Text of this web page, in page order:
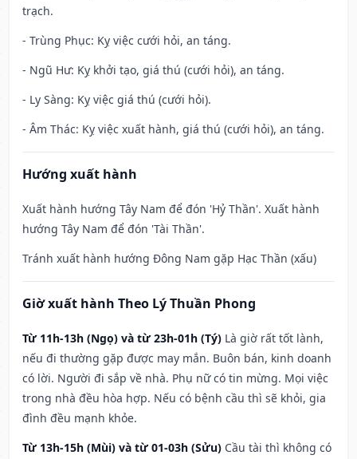
trạch.
- Trùng Phục: Kỵ việc cưới hỏi, an táng.
- Ngũ Hư: Kỵ khởi tạo, giá thú (cưới hỏi), an táng.
- Ly Sàng: Kỵ việc giá thú (cưới hỏi).
- Âm Thác: Kỵ việc xuất hành, giá thú (cưới hỏi), an táng.
Hướng xuất hành
Xuất hành hướng Tây Nam để đón 'Hỷ Thần'. Xuất hành
hướng Tây Nam để đón 'Tài Thần'.
Tránh xuất hành hướng Đông Nam gặp Hạc Thần (xấu)
Giờ xuất hành Theo Lý Thuần Phong
Từ 11h-13h (Ngọ) và từ 23h-01h (Tý) Là giờ rất tốt lành,
nếu đi thường gặp được may mắn. Buôn bán, kinh doanh
có lời. Người đi sắp về nhà. Phụ nữ có tin mừng. Mọi việc
trong nhà đều hòa hợp. Nếu có bệnh cầu thì sẽ khỏi, gia
đình đều mạnh khỏe.
Từ 13h-15h (Mùi) và từ 01-03h (Sửu) Cầu tài thì không có